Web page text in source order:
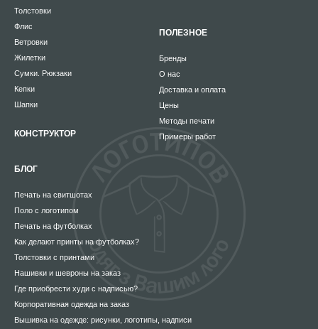
Толстовки
Флис
Ветровки
Жилетки
Сумки. Рюкзаки
Кепки
Шапки
КОНСТРУКТОР
ПОЛЕЗНОЕ
Бренды
О нас
Доставка и оплата
Цены
Методы печати
Примеры работ
БЛОГ
Печать на свитшотах
Поло с логотипом
Печать на футболках
Как делают принты на футболках?
Толстовки с принтами
Нашивки и шевроны на заказ
Где приобрести худи с надписью?
Корпоративная одежда на заказ
Вышивка на одежде: рисунки, логотипы, надписи